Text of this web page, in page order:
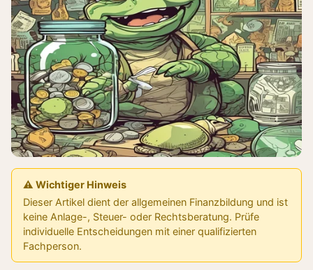
⚠️ Wichtiger Hinweis
Dieser Artikel dient der allgemeinen Finanzbildung und ist
keine Anlage-, Steuer- oder Rechtsberatung. Prüfe
individuelle Entscheidungen mit einer qualifizierten
Fachperson.